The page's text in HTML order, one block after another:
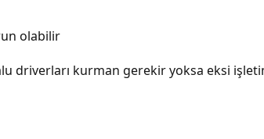
olabilir
driverları kurman gerekir yoksa eksi